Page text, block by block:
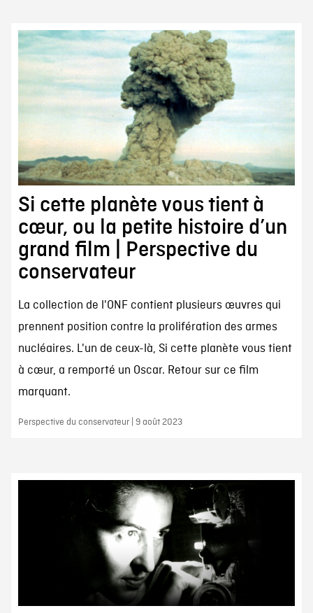
Si cette planète vous tient à
cœur, ou la petite histoire d’un
grand film | Perspective du
conservateur
La collection de l'ONF contient plusieurs œuvres qui
prennent position contre la prolifération des armes
nucléaires. L'un de ceux-là, Si cette planète vous tient
à cœur, a remporté un Oscar. Retour sur ce film
marquant.
Perspective du conservateur | 9 août 2023